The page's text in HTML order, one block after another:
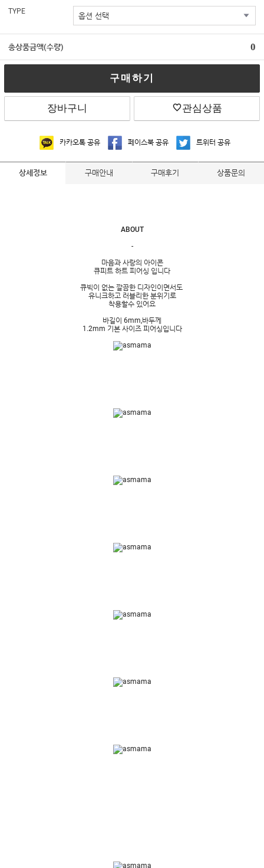
TYPE
총상품금액(수량) 0
구매하기
장바구니 관심상품
카카오톡 공유 페이스북 공유 트위터 공유
상세정보 구매안내 구매후기 상품문의
ABOUT
-
마음과 사랑의 아이콘
큐피트 하트 피어싱 입니다
큐빅이 없는 깔끔한 디자인이면서도
유니크하고 러블리한 분위기로
착용할수 있어요
바길이 6mm,바두께
1.2mm 기본 사이즈 피어싱입니다